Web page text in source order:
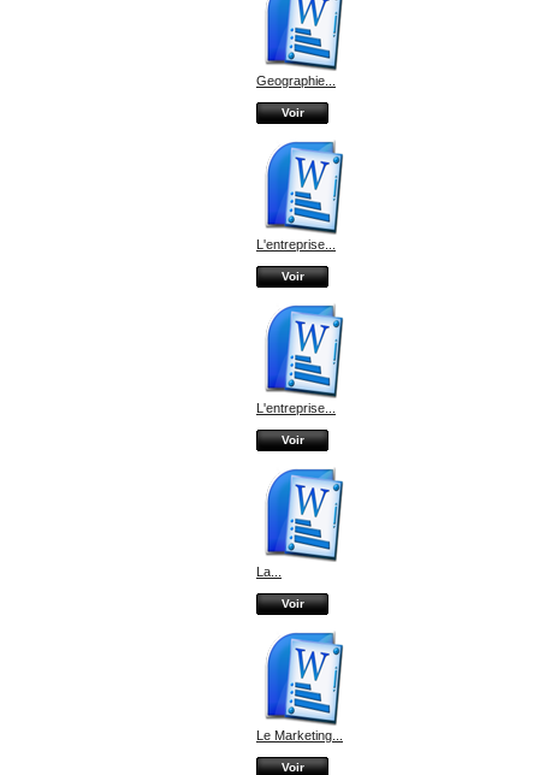
Geographie...
Voir
L'entreprise...
Voir
L'entreprise...
Voir
La...
Voir
Le Marketing...
Voir